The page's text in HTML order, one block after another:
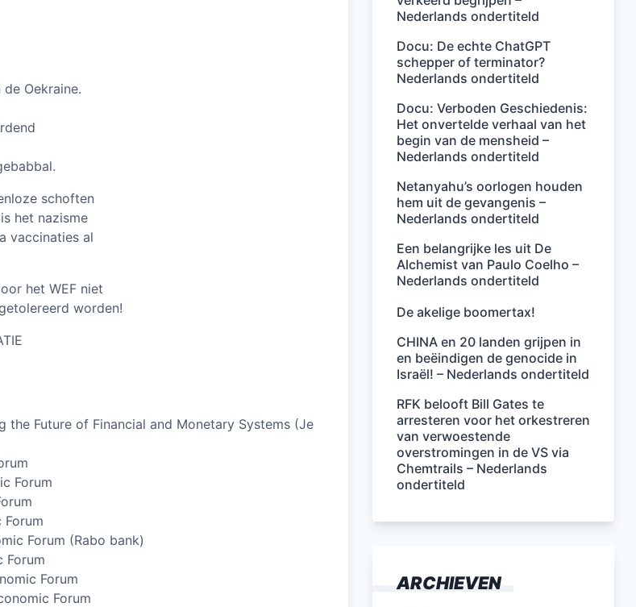
Oekraine.
schoften
het nazisme
vaccinaties al
het WEF niet
worden!
the Future of Financial and Monetary Systems (Je
Forum
Forum (Rabo bank)
Forum
Forum
Forum
Nederlands ondertiteld
Docu: De echte ChatGPT
schepper of terminator?
Nederlands ondertiteld
Docu: Verboden Geschiedenis:
Het onvertelde verhaal van het
begin van de mensheid –
Nederlands ondertiteld
Netanyahu’s oorlogen houden
hem uit de gevangenis –
Nederlands ondertiteld
Een belangrijke les uit De
Alchemist van Paulo Coelho –
Nederlands ondertiteld
De akelige boomertax!
CHINA en 20 landen grijpen in
en beëindigen de genocide in
Israël! – Nederlands ondertiteld
RFK belooft Bill Gates te
arresteren voor het orkestreren
van verwoestende
overstromingen in de VS via
Chemtrails – Nederlands
ondertiteld
ARCHIEVEN